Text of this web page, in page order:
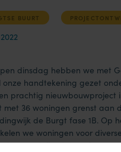
BUURT
dinsdag hebben we met
onze handtekening gezet
prachtig nieuwbouwproject
met 36 woningen grenst aan
de Burgt fase 1B. Op
we woningen voor
en stellen tot gezinnen